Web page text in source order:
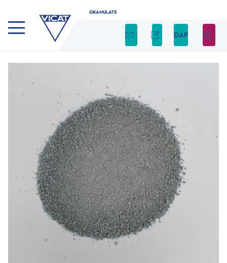
GRANULATS
DAP
Déterminez facilement la quantité nécessaire
de granulats pour votre projet en utilisant
notre calculateur
Indiquez le type de produit, ainsi que la forme et
les dimensions de votre chantier. Nous nous
occupons du reste !
Type de produit